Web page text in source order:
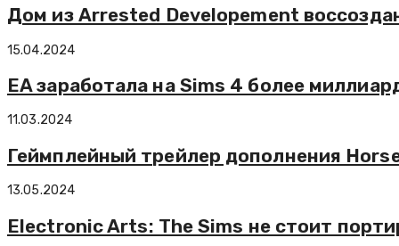
Дом из Arrested Developement
15.04.2024
EA заработала на Sims 4 более
11.03.2024
Геймплейный трейлер дополнения
13.05.2024
Electronic Arts: The Sims не стоит